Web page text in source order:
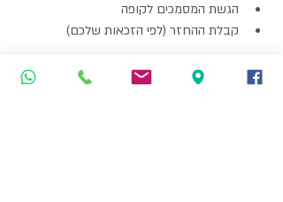
הגשת המסמכים לקופה
קבלת ההחזר (לפי הזכאות שלכם)
כמה מקבלים החזר?